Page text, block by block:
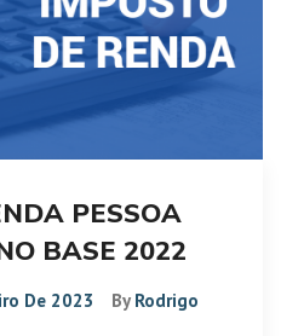
PESSOA
BASE 2022
De 2023 By Rodrigo